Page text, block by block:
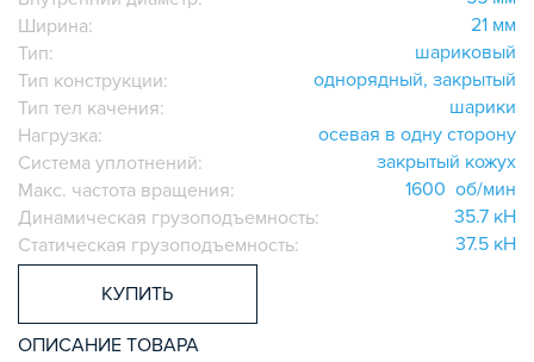
БЫСТРЫЕ СОЕДИНИТЕЛИ
ВИНТОВЫЕ СОЕДИНИТЕЛИ И ВТУЛКИ
ШАРНИРНЫЕ И ПОДВИЖНЫЕ СОЕДИНИТЕЛИ
ЗАГЛУШКИ
НАБОРЫ
ПЕТЛИ, РУЧКИ, ЗАМКИ, ЗАЩЕЛКИ
ЭЛЕМЕНТЫ ДЛЯ КРЕПЛЕНИЯ КАБЕЛЕЙ,
ПАНЕЛЕЙ, ЛИСТА, СЕТКИ
ОПОРЫ, ПОДВЕСЫ
КОМПОНЕНТЫ ДЛЯ КОНВЕЙЕРОВ
Ширина:
21 мм
Тип:
шариковый
Тип конструкции:
однорядный, закрытый
Тип тел качения:
шарики
Нагрузка:
осевая в одну сторону
Система уплотнений:
закрытый кожух
Макс. частота вращения:
1600 об/мин
Динамическая грузоподъемность:
35.7 кН
Статическая грузоподъемность:
37.5 кН
КУПИТЬ
ОПИСАНИЕ ТОВАРА